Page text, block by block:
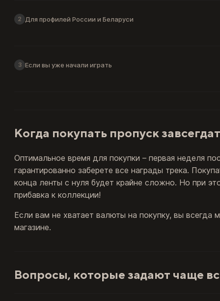
2 Для профилей России и Беларуси
3 Если вы уже начали играть
Когда покупать пропуск
Оптимальное время для покупки – первая неделя
гарантированно заберете все награды трека.
конца ленты с нуля будет крайне сложно. Но при
прибавка к коллекции!
Если вам не хватает валюты на покупку, вы всегда
магазине.
Вопросы, которые задают чаще